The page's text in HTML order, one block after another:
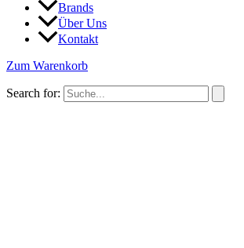
Brands
Über Uns
Kontakt
Zum Warenkorb
Search for: